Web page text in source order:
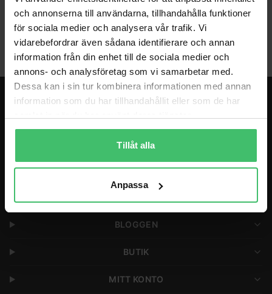
och annonserna till användarna, tillhandahålla funktioner
för sociala medier och analysera vår trafik. Vi
vidarebefordrar även sådana identifierare och annan
information från din enhet till de sociala medier och
annons- och analysföretag som vi samarbetar med.
Dessa kan i sin tur kombinera informationen med annan
information som du har tillhandahållit eller som de har
Tillåt alla
Anpassa
Coaching
LÖPARRESOR
COACHING
BLOGGEN
BUTIK
MITT KONTO